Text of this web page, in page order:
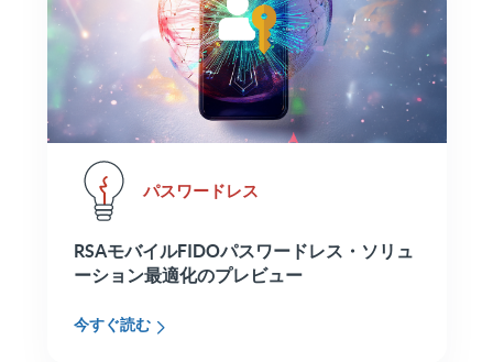
パスワードレス
RSAモバイルFIDOパスワードレス・ソリュ
ーション最適化のプレビュー
今すぐ読む